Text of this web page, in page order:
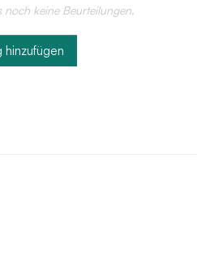
noch keine Beurteilungen.
hinzufügen